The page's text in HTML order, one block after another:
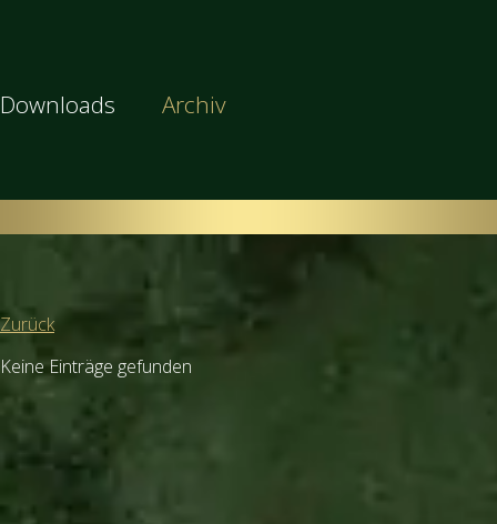
Downloads Archiv
Zurück
Keine Einträge gefunden